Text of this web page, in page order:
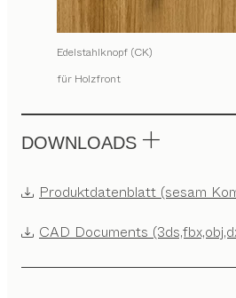
Edelstahlknopf (CK)
für Holzfront
DOWNLOADS
Produktdatenblatt (sesam
CAD Documents